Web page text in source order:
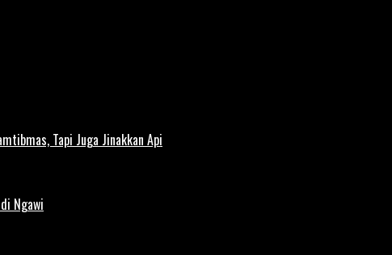
Tapi Juga Jinakkan Api
Ngawi